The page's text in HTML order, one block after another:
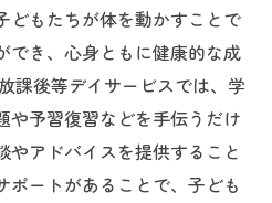
どもたちが体を動かすことで
でき、心身ともに健康的な成
課後等デイサービスでは、学
や予習復習などを手伝うだけ
やアドバイスを提供すること
ポートがあることで、子ども